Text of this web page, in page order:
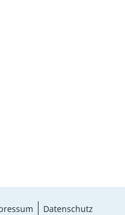
Datenschutz